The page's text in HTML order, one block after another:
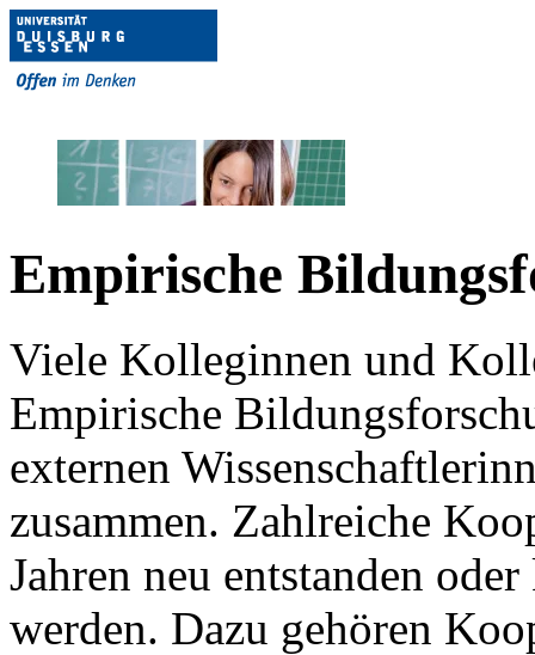
Empirische
Viele Kolleginnen und
Empirische
externen
zusammen. Zahlreiche
Jahren neu entstanden
werden. Dazu gehören